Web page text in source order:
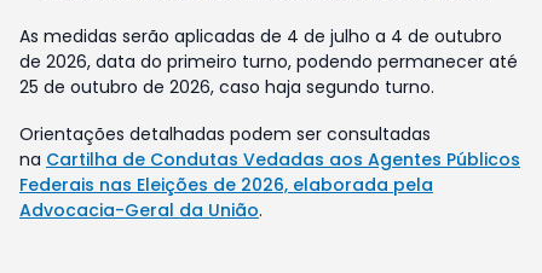
As medidas serão aplicadas de 4 de julho a 4 de outubro
de 2026, data do primeiro turno, podendo permanecer até
25 de outubro de 2026, caso haja segundo turno.
Orientações detalhadas podem ser consultadas
na Cartilha de Condutas Vedadas aos Agentes Públicos
Federais nas Eleições de 2026, elaborada pela
Advocacia-Geral da União.